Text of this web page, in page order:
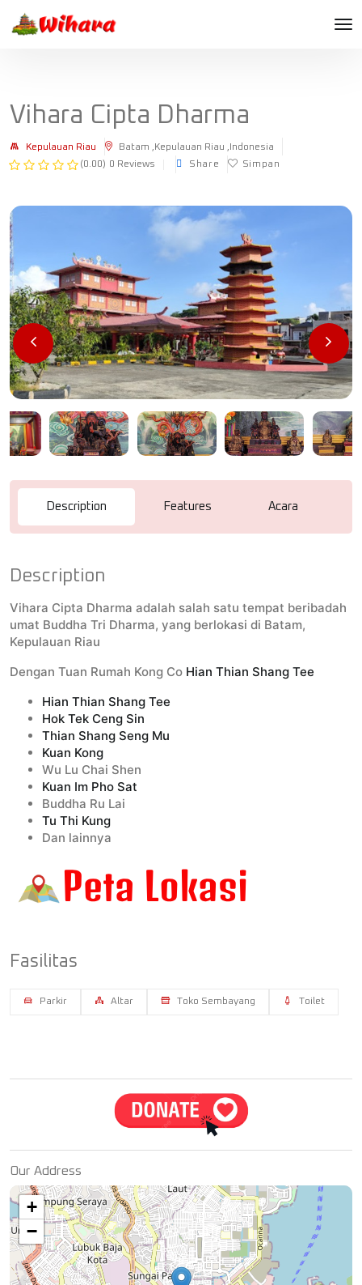
Vihara Cipta Dharma
Kepulauan Riau
Batam ,Kepulauan Riau ,Indonesia
(0.00) 0 Reviews Share Simpan
Description Features Acara
Description
Vihara Cipta Dharma adalah salah satu tempat beribadah
umat Buddha Tri Dharma, yang berlokasi di Batam,
Kepulauan Riau
Dengan Tuan Rumah Kong Co Hian Thian Shang Tee
Hian Thian Shang Tee
Hok Tek Ceng Sin
Thian Shang Seng Mu
Kuan Kong
Wu Lu Chai Shen
Kuan Im Pho Sat
Buddha Ru Lai
Tu Thi Kung
Dan lainnya
Fasilitas
Parkir Altar Toko Sembayang Toilet
Our Address
+
−